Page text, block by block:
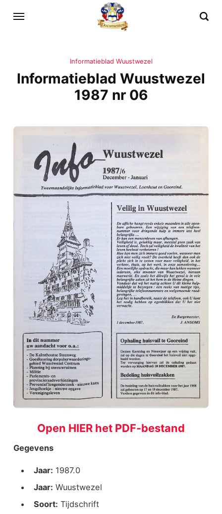
Informatieblad Wuustwezel
Informatieblad Wuustwezel
1987 nr 06
Open HIER het PDF-bestand
Gegevens
Jaar: 1987.0
Jaar: Wuustwezel
Soort: Tijdschrift